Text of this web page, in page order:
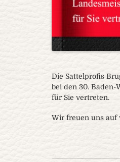
Die Sattelprofis
bei den 30.
für Sie vertreten.
Wir freuen uns auf